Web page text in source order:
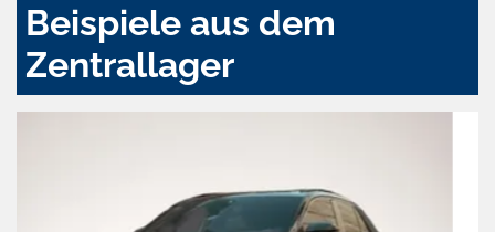
Beispiele aus dem
Zentrallager